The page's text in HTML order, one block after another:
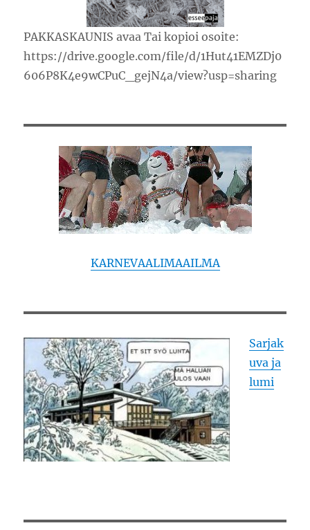
PAKKASKAUNIS avaa Tai kopioi osoite:
https://drive.google.com/file/d/1Hut41EMZDj0
606P8K4e9wCPuC_gejN4a/view?usp=sharing
KARNEVAALIMAAILMA
Sarjak
uva ja
lumi